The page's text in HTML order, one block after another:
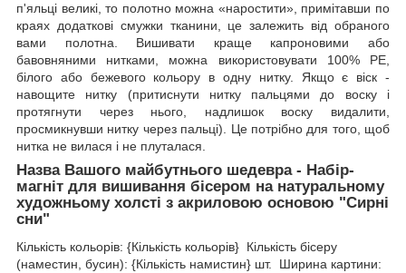
п'яльці великі, то полотно можна «наростити», примітавши по
краях додаткові смужки тканини, це залежить від обраного
вами полотна. Вишивати краще капроновими або
бавовняними нитками, можна використовувати 100% РЕ,
білого або бежевого кольору в одну нитку. Якщо є віск -
навощите нитку (притиснути нитку пальцями до воску і
протягнути через нього, надлишок воску видалити,
просмикнувши нитку через пальці). Це потрібно для того, щоб
нитка не вилася і не плуталася.
Назва Вашого майбутнього шедевра - Набір-
магніт для вишивання бісером на натуральному
художньому холсті з акриловою основою "Сирні
сни"
Кількість кольорів: {Кількість кольорів} Кількість бісеру
(наместин, бусин): {Кількість намистин} шт. Ширина картини: